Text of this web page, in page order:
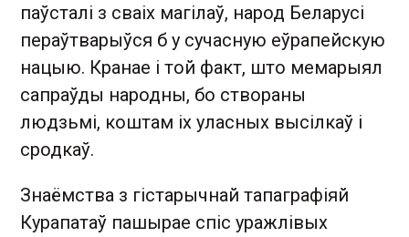
паўсталі з сваіх магілаў, народ Беларусі
пераўтварыўся б у сучасную еўрапейскую
нацыю. Кранае і той факт, што мемарыял
сапраўды народны, бо створаны
людзьмі, коштам іх уласных высілкаў і
сродкаў.
Знаёмства з гістарычнай тапаграфіяй
Курапатаў пашырае спіс уражлівых